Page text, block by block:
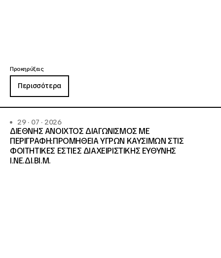
Προκηρύξεις
Περισσότερα
29 · 07 · 2026
ΔΙΕΘΝΗΣ ΑΝΟΙΧΤΟΣ ΔΙΑΓΩΝΙΣΜΟΣ ΜΕ
ΠΕΡΙΓΡΑΦΗ:ΠΡΟΜΗΘΕΙΑ ΥΓΡΩΝ ΚΑΥΣΙΜΩΝ ΣΤΙΣ
ΦΟΙΤΗΤΙΚΕΣ ΕΣΤΙΕΣ ΔΙΑΧΕΙΡΙΣΤΙΚΗΣ ΕΥΘΥΝΗΣ
Ι.ΝΕ.ΔΙ.ΒΙ.Μ.